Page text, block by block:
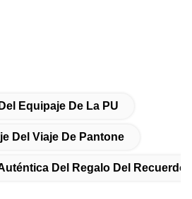
Equipaje De La PU
Del Viaje De Pantone
Del Regalo Del Recuerdo